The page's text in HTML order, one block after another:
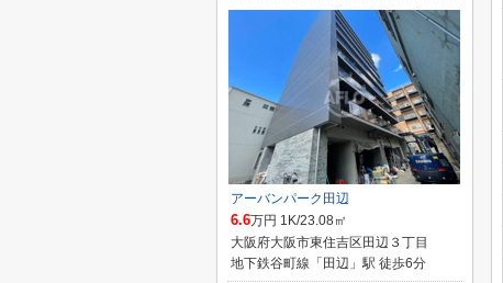
アーバンパーク田辺
6.6万円 1K/23.08㎡
大阪府大阪市東住吉区田辺３丁目
地下鉄谷町線「田辺」駅 徒歩6分